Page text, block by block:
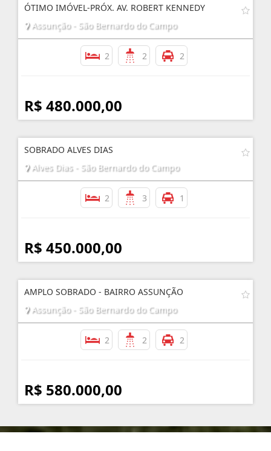
ÓTIMO IMÓVEL-PRÓX. AV. ROBERT KENNEDY
Assunção - São Bernardo do Campo
2 2 2
R$ 480.000,00
SOBRADO ALVES DIAS
Alves Dias - São Bernardo do Campo
2 3 1
R$ 450.000,00
AMPLO SOBRADO - BAIRRO ASSUNÇÃO
Assunção - São Bernardo do Campo
2 2 2
R$ 580.000,00